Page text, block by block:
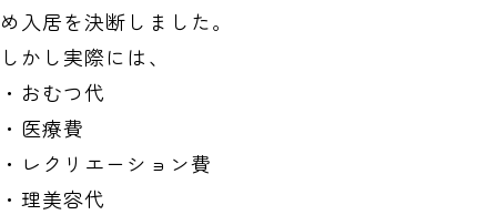
め入居を決断しました。
しかし実際には、
・おむつ代
・医療費
・レクリエーション費
・理美容代